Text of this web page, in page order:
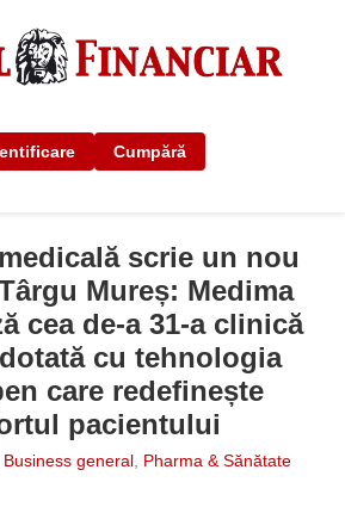
Cumpără
scrie un nou
Mureș: Medima
cea de-a 31-a clinică
cu tehnologia
care redefinește
pacientului
Business general, Pharma & Sănătate